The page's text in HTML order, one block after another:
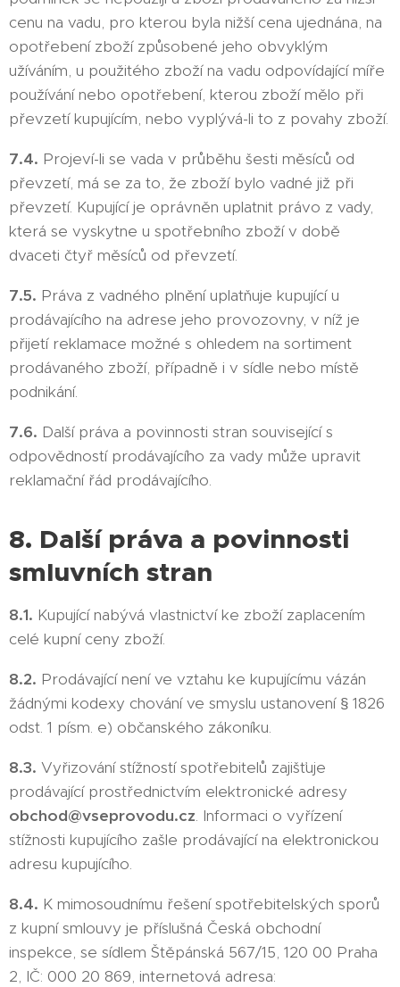
cenu na vadu, pro kterou byla nižší cena ujednána, na
opotřebení zboží způsobené jeho obvyklým
užíváním, u použitého zboží na vadu odpovídající míře
používání nebo opotřebení, kterou zboží mělo při
převzetí kupujícím, nebo vyplývá-li to z povahy zboží.
7.4. Projeví-li se vada v průběhu šesti měsíců od
převzetí, má se za to, že zboží bylo vadné již při
převzetí. Kupující je oprávněn uplatnit právo z vady,
která se vyskytne u spotřebního zboží v době
dvaceti čtyř měsíců od převzetí.
7.5. Práva z vadného plnění uplatňuje kupující u
prodávajícího na adrese jeho provozovny, v níž je
přijetí reklamace možné s ohledem na sortiment
prodávaného zboží, případně i v sídle nebo místě
podnikání.
7.6. Další práva a povinnosti stran související s
odpovědností prodávajícího za vady může upravit
reklamační řád prodávajícího.
8. Další práva a povinnosti
smluvních stran
8.1. Kupující nabývá vlastnictví ke zboží zaplacením
celé kupní ceny zboží.
8.2. Prodávající není ve vztahu ke kupujícímu vázán
žádnými kodexy chování ve smyslu ustanovení § 1826
odst. 1 písm. e) občanského zákoníku.
8.3. Vyřizování stížností spotřebitelů zajišťuje
prodávající prostřednictvím elektronické adresy
obchod@vseprovodu.cz. Informaci o vyřízení
stížnosti kupujícího zašle prodávající na elektronickou
adresu kupujícího.
8.4. K mimosoudnímu řešení spotřebitelských sporů
z kupní smlouvy je příslušná Česká obchodní
inspekce, se sídlem Štěpánská 567/15, 120 00 Praha
2, IČ: 000 20 869, internetová adresa: